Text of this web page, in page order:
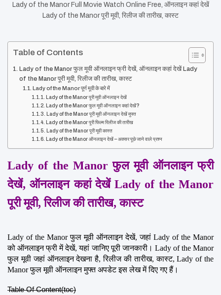
Lady of the Manor Full Movie Watch Online Free, ऑनलाइन कहां देखें
Lady of the Manor पूरी मूवी, रिलीज की तारीख, कास्ट
Table of Contents
Lady of the Manor फुल मूवी ऑनलाइन फ्री देखें, ऑनलाइन कहां देखें Lady
of the Manor पूरी मूवी, रिलीज की तारीख, कास्ट
Lady of the Manor पूर्ण मूवी के बारे में
Lady of the Manor पूरी मूवी ऑनलाइन देखें
Lady of the Manor फुल मूवी ऑनलाइन कहां देखें?
Lady of the Manor पूरी मूवी ऑनलाइन देखें मुफ्त
Lady of the Manor पूरी फिल्म रिलीज की तारीख
Lady of the Manor पूरी मूवी कास्त
Lady of the Manor ऑनलाइन देखें – अक्सर पूछे जाने वाले प्रश्न
Lady of the Manor फुल मूवी ऑनलाइन फ्री
देखें, ऑनलाइन कहां देखें Lady of the Manor
पूरी मूवी, रिलीज की तारीख, कास्ट
Lady of the Manor फुल मूवी ऑनलाइन देखें, जहां Lady of the Manor
को ऑनलाइन फ्री में देखें, यहां जानिए पूरी जानकारी। Lady of the Manor
फुल मूवी जहां ऑनलाइन देखना है, रिलीज की तारीख, कास्ट, Lady of the
Manor फुल मूवी ऑनलाइन मुफ्त अपडेट इस लेख में दिए गए हैं।
Table Of Content(toc)